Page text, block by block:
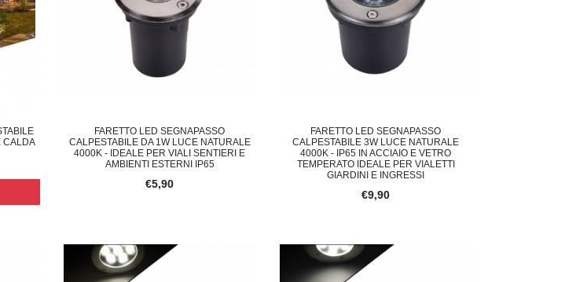
CALDA
FARETTO LED SEGNAPASSO
CALPESTABILE DA 1W LUCE NATURALE
4000K - IDEALE PER VIALI SENTIERI E
AMBIENTI ESTERNI IP65
€5,90
FARETTO LED SEGNAPASSO
CALPESTABILE 3W LUCE NATURALE
4000K - IP65 IN ACCIAIO E VETRO
TEMPERATO IDEALE PER VIALETTI
GIARDINI E INGRESSI
€9,90